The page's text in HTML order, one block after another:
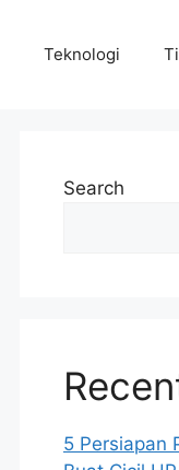
Teknologi
Search
5 Persiapan